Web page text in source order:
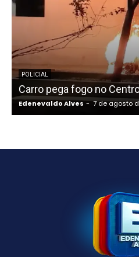
POLICIAL
Carro pega fogo no
Edenevaldo Alves - 7 de agosto